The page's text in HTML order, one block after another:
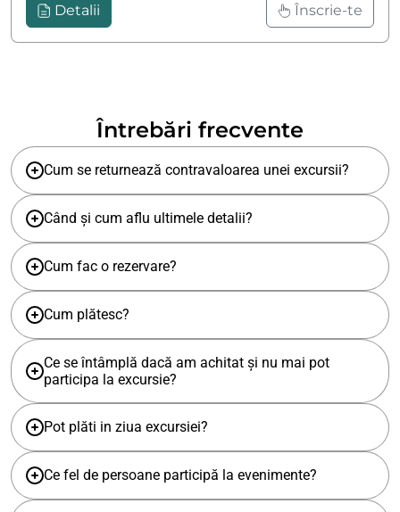
Detalii Înscrie-te
Întrebări frecvente
Cum se returnează contravaloarea unei excursii?
Când și cum aflu ultimele detalii?
Cum fac o rezervare?
Cum plătesc?
Ce se întâmplă dacă am achitat și nu mai pot
participa la excursie?
Pot plăti in ziua excursiei?
Ce fel de persoane participă la evenimente?